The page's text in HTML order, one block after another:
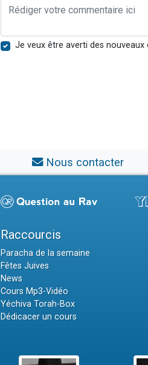
Je veux être averti des
Nous contacter
Raccourcis
Paracha de la semaine
Fêtes Juives
News
Cours Mp3-Vidéo
Yéchiva Torah-Box
Dédicacer un cours